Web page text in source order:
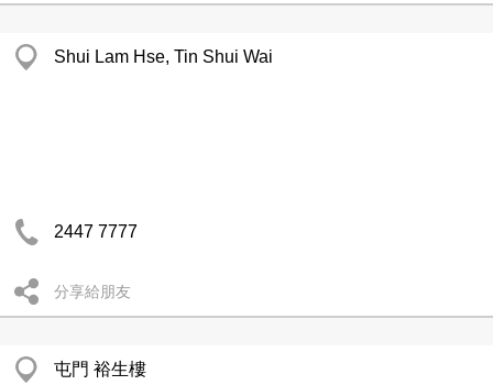
Shui Lam Hse, Tin Shui Wai
2447 7777
分享給朋友
屯門 裕生樓